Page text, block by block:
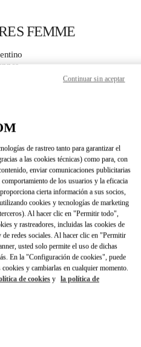
FEMME
DÉTAILS
LINK OPENS IN
Link Opens in New Tab
de rastreo tanto para garantizar el
a las cookies técnicas) como para, con
enviar comunicaciones publicitarias
de los usuarios y la eficacia
cierta información a sus socios,
cookies y tecnologías de marketing
Al hacer clic en "Permitir todo",
y rastreadores, incluidas las cookies de
redes sociales. Al hacer clic en "Permitir
usted solo permite el uso de dichas
En la "Configuración de cookies", puede
y cambiarlas en cualquier momento.
de cookies y la política de
Continuar sin aceptar